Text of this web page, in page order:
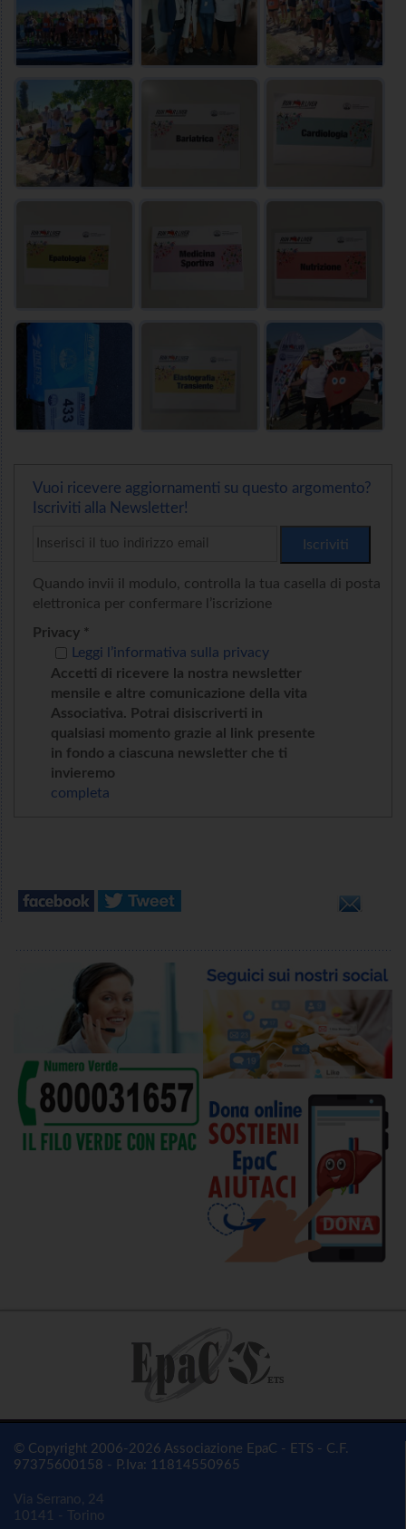
Vuoi ricevere aggiornamenti su questo argomento?
Iscriviti alla Newsletter!
Quando invii il modulo, controlla la tua casella di posta
elettronica per confermare l’iscrizione
Privacy *
Accetti di ricevere la nostra newsletter
mensile e altre comunicazione della vita
Associativa. Potrai disiscriverti in
qualsiasi momento grazie al link presente
in fondo a ciascuna newsletter che ti
invieremo
Leggi l’informativa sulla privacy
completa
© Copyright 2006-2026 Associazione EpaC - ETS - C.F.
97375600158 - P.Iva: 11814550965
Via Serrano, 24
10141 - Torino